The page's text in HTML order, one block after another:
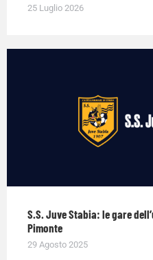
25 Luglio 2026
S.S. Juve Stabia: le gare
Pimonte
29 Agosto 2025